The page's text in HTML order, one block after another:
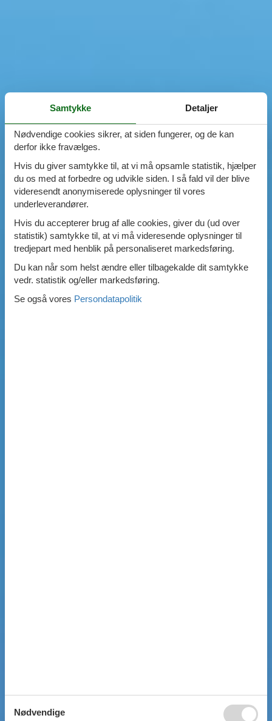
Samtykke Detaljer
Nødvendige cookies sikrer, at siden fungerer, og de kan
derfor ikke fravælges.
Hvis du giver samtykke til, at vi må opsamle statistik, hjælper
du os med at forbedre og udvikle siden. I så fald vil der blive
videresendt anonymiserede oplysninger til vores
underleverandører.
Hvis du accepterer brug af alle cookies, giver du (ud over
statistik) samtykke til, at vi må videresende oplysninger til
tredjepart med henblik på personaliseret markedsføring.
Du kan når som helst ændre eller tilbagekalde dit samtykke
vedr. statistik og/eller markedsføring.
Se også vores Persondatapolitik
Nødvendige